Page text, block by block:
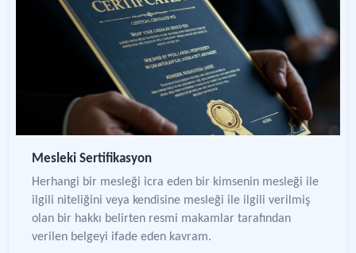
Mesleki Sertifikasyon
Herhangi bir mesleği icra eden bir kimsenin mesleği ile
ilgili niteliğini veya kendisine mesleği ile ilgili verilmiş
olan bir hakkı belirten resmi makamlar tarafından
verilen belgeyi ifade eden kavram.